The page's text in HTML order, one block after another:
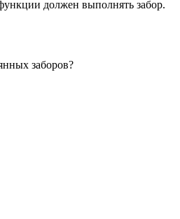
должен выполнять забор.
заборов?